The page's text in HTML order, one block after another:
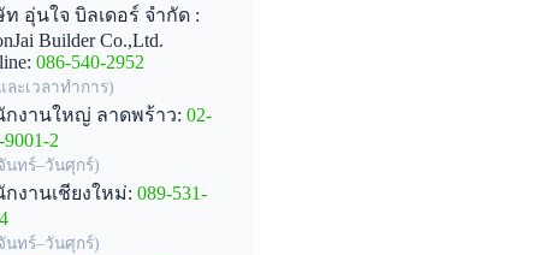
อุ่นใจ บิลเดอร์ จำกัด :
Builder Co.,Ltd.
086-540-2952
ละเวลาทำการ)
กงานใหญ่ ลาดพร้าว: 02-
9001-2
นทร์–วันศุกร์)
กงานเชียงใหม่: 089-531-
นทร์–วันศุกร์)